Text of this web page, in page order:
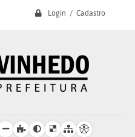
Login / Cadastro